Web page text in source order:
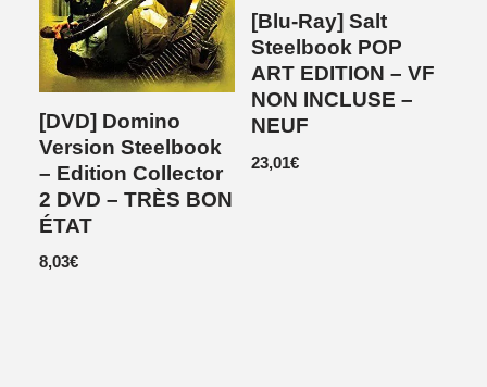
[DVD] Domino
Version Steelbook
– Edition Collector
2 DVD – TRÈS BON
ÉTAT
8,03€
[Blu-Ray] Salt
Steelbook POP
ART EDITION – VF
NON INCLUSE –
NEUF
23,01€